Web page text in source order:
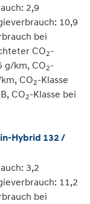
2,9
10,9
bei
CO2-
g/km, CO2-
CO2-Klasse
CO2-Klasse bei
in-Hybrid 132 /
3,2
11,2
bei